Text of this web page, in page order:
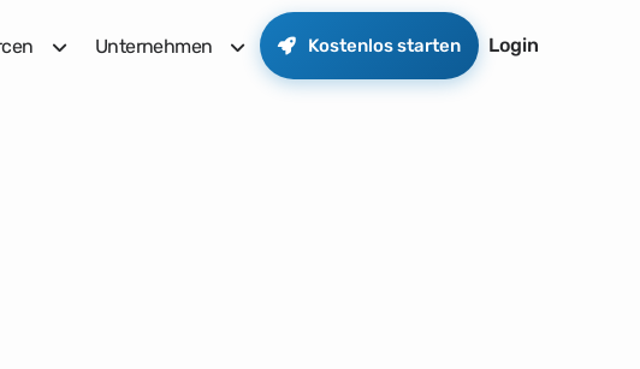
Unternehmen Kostenlos starten Login